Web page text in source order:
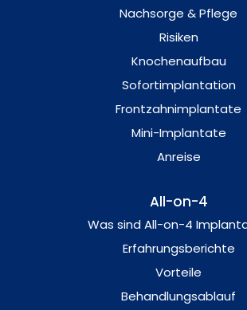
Nachsorge & Pflege
Risiken
Knochenaufbau
Sofortimplantation
Frontzahnimplantate
Mini-Implantate
Anreise
All-on-4
Was sind All-on-4
Erfahrungsberichte
Vorteile
Behandlungsablauf